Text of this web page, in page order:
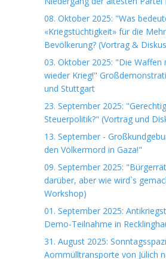
08. Oktober 2025: "Was
«Kriegstüchtigkeit» für die
Bevölkerung? (Vortrag &
03. Oktober 2025: "Die Waffen
wieder Krieg!"
und Stuttgart
23. September 2025:
Steuerpolitik?" (Vortrag und
13. September -
den Völkermord in Gaza!"
09. September 2025:
darüber, aber wie wird`s
Workshop)
01. September 2025:
Demo-Teilnahme in
31. August 2025:
Aommülltransporte von Jülich